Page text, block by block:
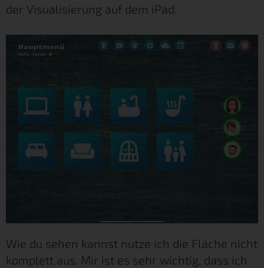
der Visualisierung auf dem iPad.
Wie du sehen kannst nutze ich die Fläche nicht
komplett aus. Mir ist es sehr wichtig, dass ich